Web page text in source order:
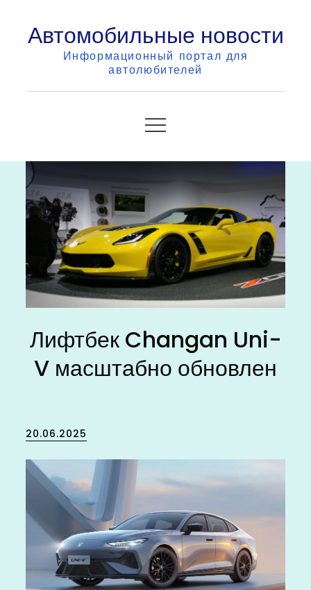
contentАвтомобильные новости
Информационный портал для
автолюбителей
Лифтбек Changan Uni-
V масштабно обновлен
Posted
20.06.2025